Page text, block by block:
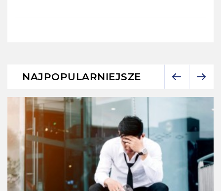
NAJPOPULARNIEJSZE